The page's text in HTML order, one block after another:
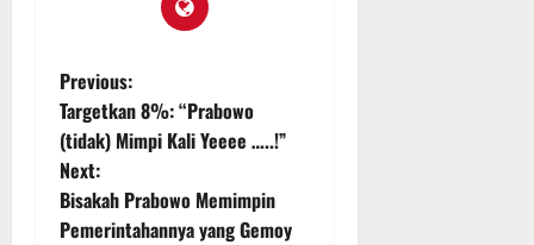
P
o
s
Previous:
Targetkan 8%: “Prabowo
(tidak) Mimpi Kali Yeeee …..!”
Next:
Bisakah Prabowo Memimpin
Pemerintahannya yang Gemoy